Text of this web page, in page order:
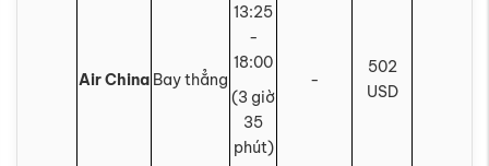
Air China Bay thẳng
13:25
-
18:00
(3 giờ
35
phút)
-
502
USD